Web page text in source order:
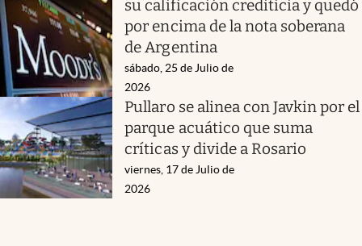
su calificación crediticia y quedó
por encima de la nota soberana
de Argentina
sábado, 25 de Julio de
2026
Pullaro se alinea con Javkin por el
parque acuático que suma
críticas y divide a Rosario
viernes, 17 de Julio de
2026